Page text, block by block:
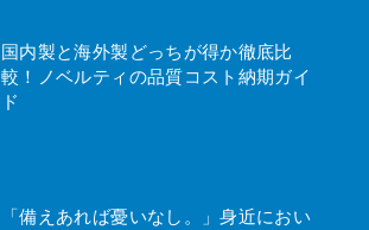
国内製と海外製どっちが得か徹底比
較！ノベルティの品質コスト納期ガイ
ド
「備えあれば憂いなし。」身近におい